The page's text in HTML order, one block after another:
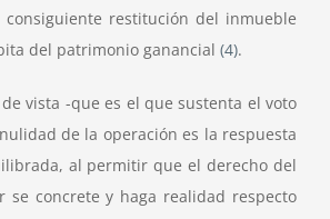
restitución del inmueble
del patrimonio ganancial (4).
vista -que es el que sustenta el voto
de la operación es la respuesta
al permitir que el derecho del
se concrete y haga realidad respecto